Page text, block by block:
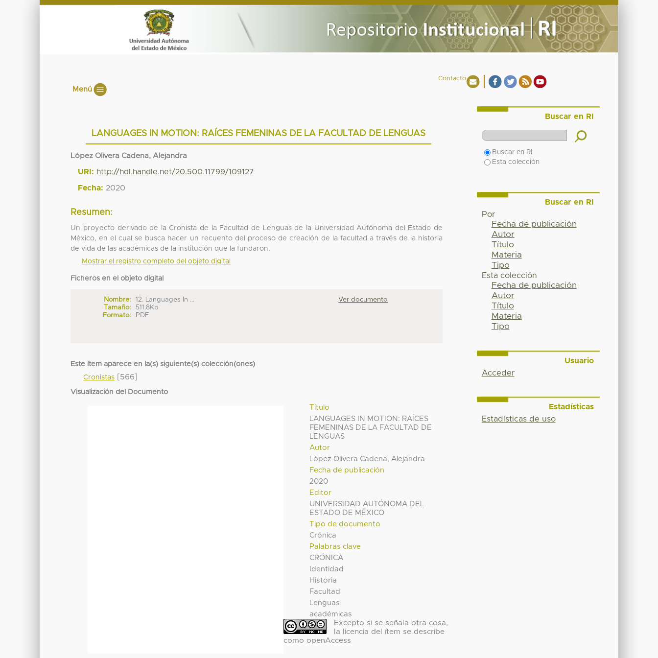
Contacto
Menú
LANGUAGES IN MOTION: RAÍCES FEMENINAS DE LA FACULTAD DE LENGUAS
López Olivera Cadena, Alejandra
URI: http://hdl.handle.net/20.500.11799/109127
Fecha: 2020
Resumen:
Un proyecto derivado de la Cronista de la Facultad de Lenguas de la Universidad Autónoma del Estado de
México, en el cual se busca hacer un recuento del proceso de creación de la facultad a través de la historia
de vida de las académicas de la institución que la fundaron.
Mostrar el registro completo del objeto digital
Ficheros en el objeto digital
Nombre:
12. Languages In ...
Tamaño:
511.8Kb
Formato:
PDF
Ver documento
Este ítem aparece en la(s) siguiente(s) colección(ones)
Cronistas [566]
Visualización del Documento
Título
LANGUAGES IN MOTION: RAÍCES
FEMENINAS DE LA FACULTAD DE
LENGUAS
Autor
López Olivera Cadena, Alejandra
Fecha de publicación
2020
Editor
UNIVERSIDAD AUTÓNOMA DEL
ESTADO DE MÉXICO
Tipo de documento
Crónica
Palabras clave
CRÓNICA
Identidad
Historia
Facultad
Lenguas
académicas
Excepto si se señala otra cosa,
la licencia del ítem se describe
como openAccess
Buscar en RI
Buscar en RI
Esta colección
Buscar en RI
Por
Fecha de publicación
Autor
Título
Materia
Tipo
Esta colección
Fecha de publicación
Autor
Título
Materia
Tipo
Usuario
Acceder
Estadísticas
Estadísticas de uso